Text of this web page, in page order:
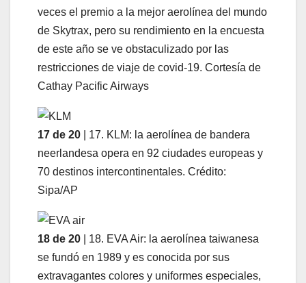
veces el premio a la mejor aerolínea del mundo
de Skytrax, pero su rendimiento en la encuesta
de este año se ve obstaculizado por las
restricciones de viaje de covid-19. Cortesía de
Cathay Pacific Airways
17 de 20 | 17. KLM: la aerolínea de bandera
neerlandesa opera en 92 ciudades europeas y
70 destinos intercontinentales. Crédito:
Sipa/AP
18 de 20 | 18. EVA Air: la aerolínea taiwanesa
se fundó en 1989 y es conocida por sus
extravagantes colores y uniformes especiales,